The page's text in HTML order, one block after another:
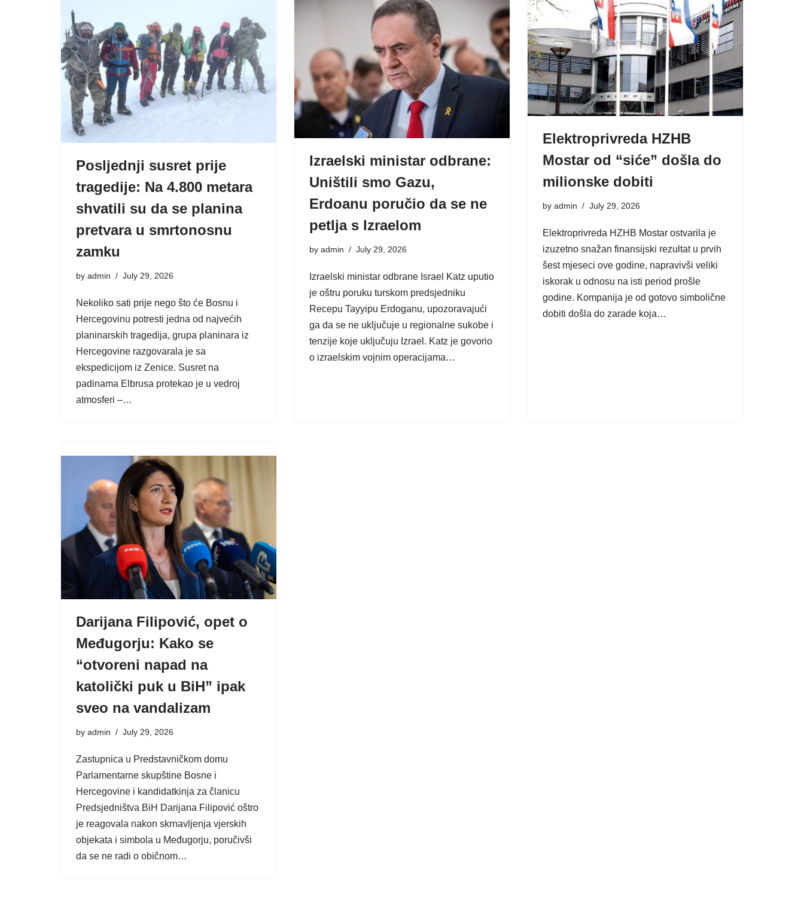
Posljednji susret prije
tragedije: Na 4.800 metara
shvatili su da se planina
pretvara u smrtonosnu
zamku
by admin July 29, 2026
Nekoliko sati prije nego što će Bosnu i
Hercegovinu potresti jedna od najvećih
planinarskih tragedija, grupa planinara iz
Hercegovine razgovarala je sa
ekspedicijom iz Zenice. Susret na
padinama Elbrusa protekao je u vedroj
atmosferi –…
Izraelski ministar odbrane:
Uništili smo Gazu,
Erdoanu poručio da se ne
petlja s Izraelom
by admin July 29, 2026
Izraelski ministar odbrane Israel Katz uputio
je oštru poruku turskom predsjedniku
Recepu Tayyipu Erdoganu, upozoravajući
ga da se ne uključuje u regionalne sukobe i
tenzije koje uključuju Izrael. Katz je govorio
o izraelskim vojnim operacijama…
Elektroprivreda HZHB
Mostar od “siće” došla do
milionske dobiti
by admin July 29, 2026
Elektroprivreda HZHB Mostar ostvarila je
izuzetno snažan finansijski rezultat u prvih
šest mjeseci ove godine, napravivši veliki
iskorak u odnosu na isti period prošle
godine. Kompanija je od gotovo simbolične
dobiti došla do zarade koja…
Darijana Filipović, opet o
Međugorju: Kako se
“otvoreni napad na
katolički puk u BiH” ipak
sveo na vandalizam
by admin July 29, 2026
Zastupnica u Predstavničkom domu
Parlamentarne skupštine Bosne i
Hercegovine i kandidatkinja za članicu
Predsjedništva BiH Darijana Filipović oštro
je reagovala nakon skrnavljenja vjerskih
objekata i simbola u Međugorju, poručivši
da se ne radi o običnom…